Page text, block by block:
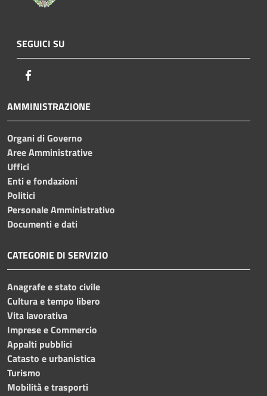
SEGUICI SU
AMMINISTRAZIONE
Organi di Governo
Aree Amministrative
Uffici
Enti e fondazioni
Politici
Personale Amministrativo
Documenti e dati
CATEGORIE DI SERVIZIO
Anagrafe e stato civile
Cultura e tempo libero
Vita lavorativa
Imprese e Commercio
Appalti pubblici
Catasto e urbanistica
Turismo
Mobilità e trasporti